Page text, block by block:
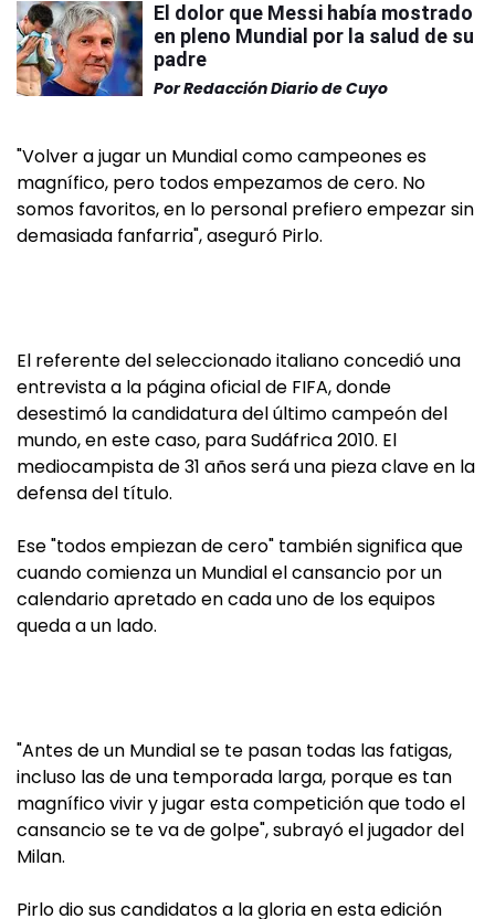
El dolor que Messi había mostrado
en pleno Mundial por la salud de su
padre
PorRedacción Diario de Cuyo
"Volver a jugar un Mundial como campeones es
magnífico, pero todos empezamos de cero. No
somos favoritos, en lo personal prefiero empezar sin
demasiada fanfarria", aseguró Pirlo.
El referente del seleccionado italiano concedió una
entrevista a la página oficial de FIFA, donde
desestimó la candidatura del último campeón del
mundo, en este caso, para Sudáfrica 2010. El
mediocampista de 31 años será una pieza clave en la
defensa del título.
Ese "todos empiezan de cero" también significa que
cuando comienza un Mundial el cansancio por un
calendario apretado en cada uno de los equipos
queda a un lado.
"Antes de un Mundial se te pasan todas las fatigas,
incluso las de una temporada larga, porque es tan
magnífico vivir y jugar esta competición que todo el
cansancio se te va de golpe", subrayó el jugador del
Milan.
Pirlo dio sus candidatos a la gloria en esta edición